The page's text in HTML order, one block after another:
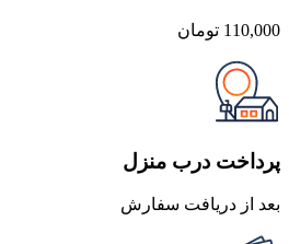
110,000 تومان
پرداخت درب منزل
بعد از دریافت سفارش